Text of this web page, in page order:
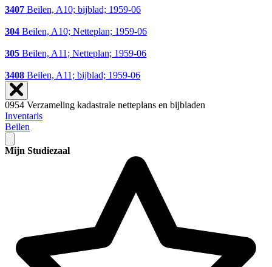
3407 Beilen, A10; bijblad; 1959-06
304 Beilen, A10; Netteplan; 1959-06
305 Beilen, A11; Netteplan; 1959-06
3408 Beilen, A11; bijblad; 1959-06
0954 Verzameling kadastrale netteplans en bijbladen
Inventaris
Beilen
Mijn Studiezaal